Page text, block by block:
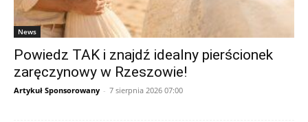
News
Powiedz TAK i znajdź idealny pierścionek
zaręczynowy w Rzeszowie!
Artykuł Sponsorowany - 7 sierpnia 2026 07:00